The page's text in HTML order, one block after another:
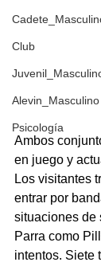
Club
Alevin_Masculino
Psicología
Ambos
en juego y
Los visitantes
entrar por
situaciones de
Parra como
intentos. Siete